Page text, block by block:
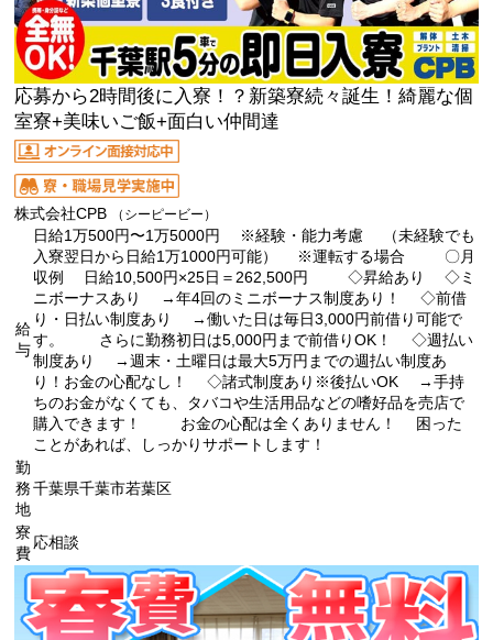
応募から2時間後に入寮！？新築寮続々誕生！綺麗な個
室寮+美味いご飯+面白い仲間達
株式会社CPB （シーピービー）
給
与
日給1万500円〜1万5000円 ※経験・能力考慮 （未経験でも
入寮翌日から日給1万1000円可能） ※運転する場合 〇月
収例 日給10,500円×25日＝262,500円 ◇昇給あり ◇ミ
ニボーナスあり →年4回のミニボーナス制度あり！ ◇前借
り・日払い制度あり →働いた日は毎日3,000円前借り可能で
す。 さらに勤務初日は5,000円まで前借りOK！ ◇週払い
制度あり →週末・土曜日は最大5万円までの週払い制度あ
り！お金の心配なし！ ◇諸式制度あり※後払いOK →手持
ちのお金がなくても、タバコや生活用品などの嗜好品を売店で
購入できます！ お金の心配は全くありません！ 困った
ことがあれば、しっかりサポートします！
勤
務
地
千葉県千葉市若葉区
寮
費
応相談